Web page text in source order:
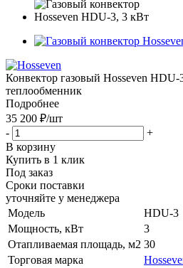
Конвектор газовый Hosseven HDU-
теплообменник
Подробнее
35 200 ₽/шт
-
+
В корзину
Купить в 1 клик
Под заказ
Сроки поставки
уточняйте у менеджера
Модель
HDU-3
Мощность, кВт
3
Отапливаемая площадь, м2 30
Торговая марка